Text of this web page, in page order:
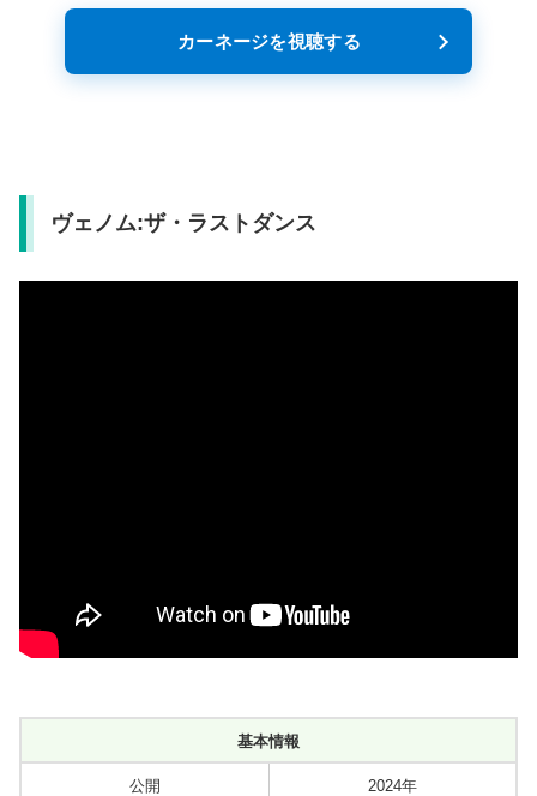
カーネージを視聴する
ヴェノム:ザ・ラストダンス
基本情報
公開 2024年